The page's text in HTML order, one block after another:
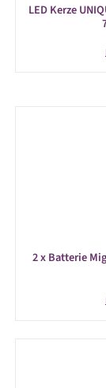
LED Kerze
2 x Batterie